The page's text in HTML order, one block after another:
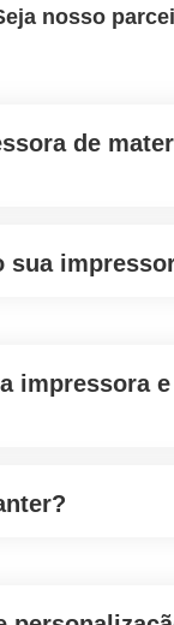
nosso
de
sua
impressora